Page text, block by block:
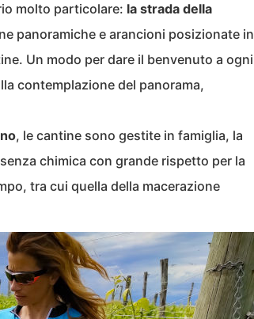
molto particolare: la strada della
panoramiche e arancioni posizionate in
Un modo per dare il benvenuto a ogni
contemplazione del panorama,
, le cantine sono gestite in famiglia, la
chimica con grande rispetto per la
tra cui quella della macerazione